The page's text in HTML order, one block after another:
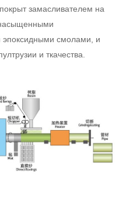
замасливателем на
смолами, и
и ткачества.